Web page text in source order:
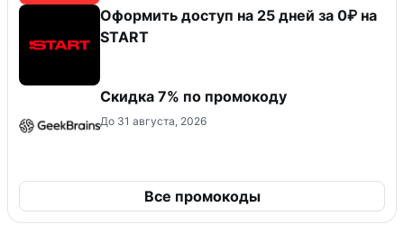
Оформить доступ на 25 дней за 0₽ на
START
Скидка 7% по промокоду
До 31 августа, 2026
Все промокоды